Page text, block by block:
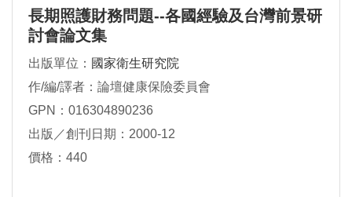
長期照護財務問題--各國經驗及台灣前景研
討會論文集
出版單位： 國家衛生研究院
作/編/譯者：論壇健康保險委員會
GPN：016304890236
出版／創刊日期：2000-12
價格：440